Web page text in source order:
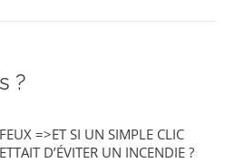
?
=>ET SI UN SIMPLE CLIC
D’ÉVITER UN INCENDIE ?